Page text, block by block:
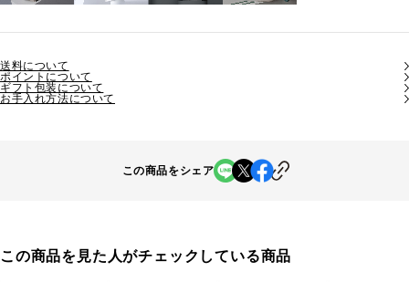
送料について
ポイントについて
ギフト包装について
お手入れ方法について
この商品をシェア
この商品を見た人がチェックしている商品